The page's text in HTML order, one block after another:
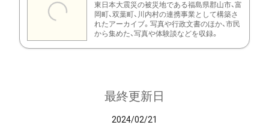
東日本大震災の被災地である福島県郡山市、富
岡町、双葉町、川内村の連携事業として構築さ
れたアーカイブ。写真や行政文書のほか、市民
から集めた、写真や体験談などを収録。
最終更新日
2024/02/21